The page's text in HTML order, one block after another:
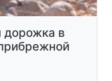
дорожка в